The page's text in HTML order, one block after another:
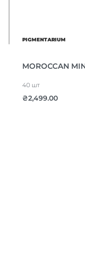
PIGMENTARIUM
MOROCCAN
40 шт
₴2,499.00